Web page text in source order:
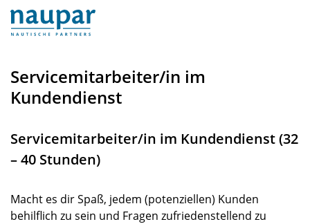
Servicemitarbeiter/in im
Kundendienst
Servicemitarbeiter/in im Kundendienst (32
– 40 Stunden)
Macht es dir Spaß, jedem (potenziellen) Kunden
behilflich zu sein und Fragen zufriedenstellend zu